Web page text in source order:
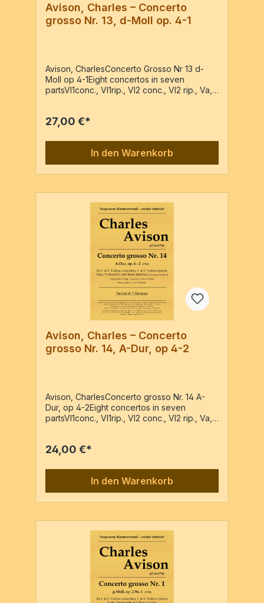
Avison, Charles – Concerto
grosso Nr. 13, d-Moll op. 4-1
Avison, CharlesConcerto Grosso Nr 13 d-
Moll op 4-1Eight concertos in seven
partsVl1conc., Vl1rip., Vl2 conc., Vl2 rip., Va,
27,00 €*
In den Warenkorb
Avison, Charles – Concerto
grosso Nr. 14, A-Dur, op 4-2
Avison, CharlesConcerto grosso Nr. 14 A-
Dur, op 4-2Eight concertos in seven
partsVl1conc., Vl1rip., Vl2 conc., Vl2 rip., Va,
24,00 €*
In den Warenkorb